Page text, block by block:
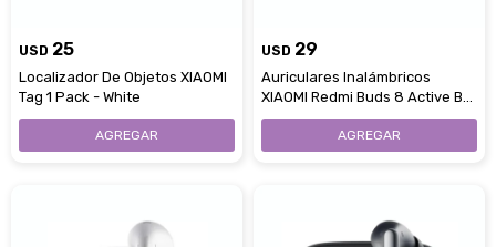
USD 25
Localizador De Objetos XIAOMI
Tag 1 Pack - White
USD 29
Auriculares Inalámbricos
XIAOMI Redmi Buds 8 Active BT
Con Doble Micrófono - Black